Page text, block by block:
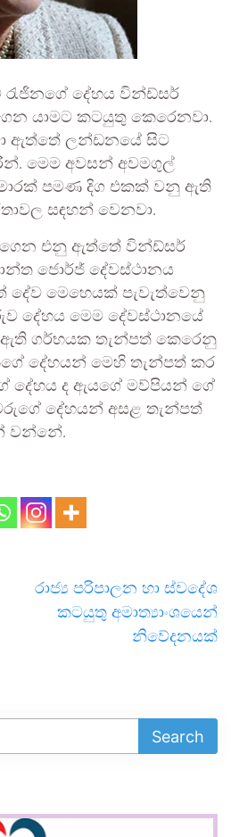
දේහය වින්ඩ්සර්
යාමට කටයුතු කෙරෙනවා.
ඇත්තේ ලන්ඩනයේ සිට
මෙම අවසන් අවමගුල්
පමණ දිග එකක් වනු ඇති
සඳහන් වෙනවා.
එනු ඇත්තේ වින්ඩ්සර්
ජොර්ජ් දේවස්ථානය
දේව මෙහෙයක් පැවැත්වෙනු
දේහය මෙම දේවස්ථානයේ
ගර්භයක තැන්පත් කෙරෙනු
දේහයන් මෙහි තැන්පත් කර
දේහය ද ඇයගේ මව්පියන් ගේ
දේහයන් අසළ තැන්පත්
වන්නේ.
රාජ්‍ය පරිපාලන හා ස්වදේශ
කටයුතු අමාත්‍යාංශයෙන්
නිවේදනයක්